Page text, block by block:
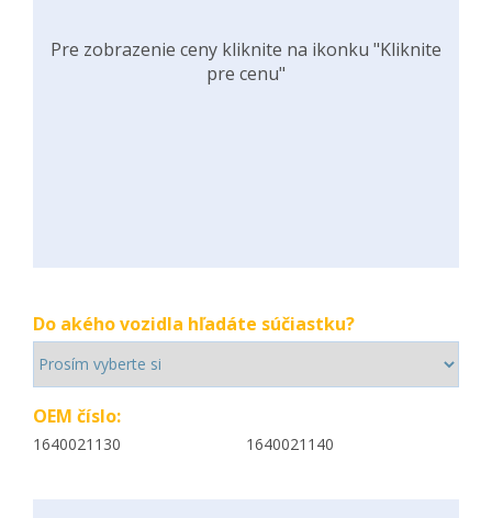
Pre zobrazenie ceny kliknite na ikonku "Kliknite
pre cenu"
Do akého vozidla hľadáte súčiastku?
OEM číslo:
1640021130 1640021140